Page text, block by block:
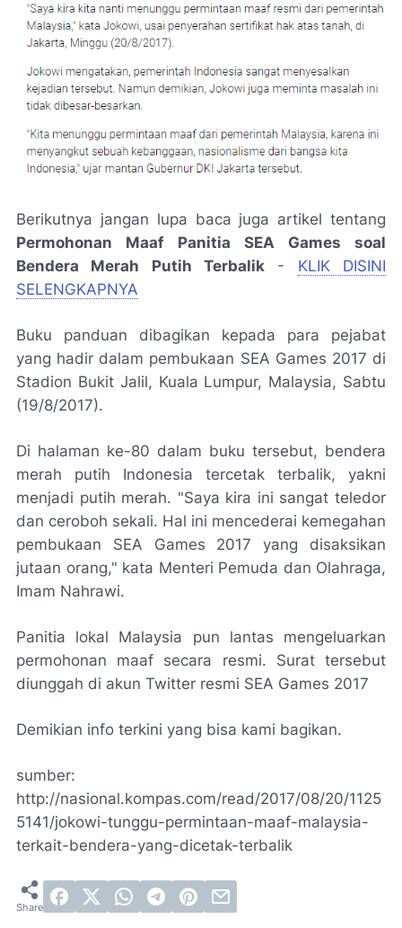
Berikutnya jangan lupa baca juga artikel tentang
Permohonan Maaf Panitia SEA Games soal
Bendera Merah Putih Terbalik - KLIK DISINI
SELENGKAPNYA
Buku panduan dibagikan kepada para pejabat
yang hadir dalam pembukaan SEA Games 2017 di
Stadion Bukit Jalil, Kuala Lumpur, Malaysia, Sabtu
(19/8/2017).
Di halaman ke-80 dalam buku tersebut, bendera
merah putih Indonesia tercetak terbalik, yakni
menjadi putih merah. "Saya kira ini sangat teledor
dan ceroboh sekali. Hal ini mencederai kemegahan
pembukaan SEA Games 2017 yang disaksikan
jutaan orang," kata Menteri Pemuda dan Olahraga,
Imam Nahrawi.
Panitia lokal Malaysia pun lantas mengeluarkan
permohonan maaf secara resmi. Surat tersebut
diunggah di akun Twitter resmi SEA Games 2017
Demikian info terkini yang bisa kami bagikan.
sumber:
http://nasional.kompas.com/read/2017/08/20/1125
5141/jokowi-tunggu-permintaan-maaf-malaysia-
terkait-bendera-yang-dicetak-terbalik